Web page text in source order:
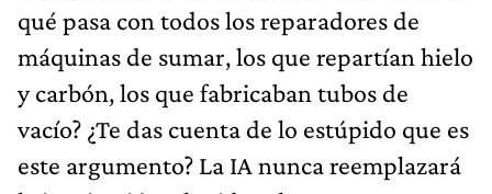
qué pasa con todos los reparadores de
máquinas de sumar, los que repartían hielo
y carbón, los que fabricaban tubos de
vacío? ¿Te das cuenta de lo estúpido que es
este argumento? La IA nunca reemplazará